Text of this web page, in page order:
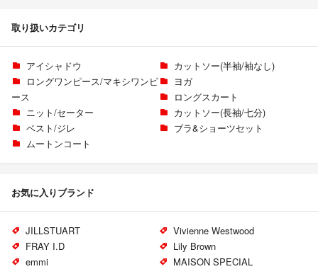
取り扱いカテゴリ
アイシャドウ
カットソー(半袖/袖なし)
ロングワンピース/マキシワンピ
ース
ヨガ
ロングスカート
ニット/セーター
カットソー(長袖/七分)
ベスト/ジレ
ブラ&ショーツセット
ムートンコート
お気に入りブランド
JILLSTUART
Vivienne Westwood
FRAY I.D
Lily Brown
emmi
MAISON SPECIAL